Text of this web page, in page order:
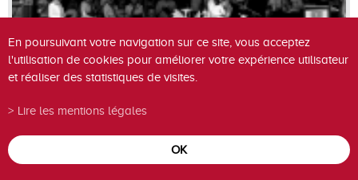
En poursuivant votre navigation sur ce site, vous acceptez
l'utilisation de cookies pour améliorer votre expérience utilisateur
et réaliser des statistiques de visites.
Lire les mentions légales
OK